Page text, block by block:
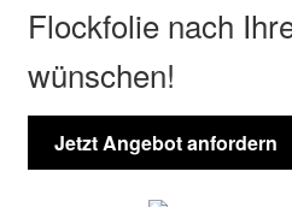
Flockfolie nach
wünschen!
Jetzt Angebot anfordern